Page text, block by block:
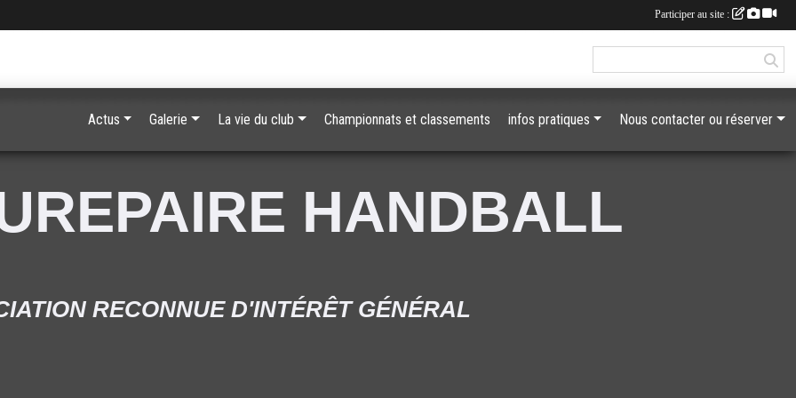
HANDBALL
RECONNUE D'INTÉRÊT GÉNÉRAL
Actus Galerie La vie du club Championnats et classements infos pratiques Nous contacter ou réserver
Participer au site :